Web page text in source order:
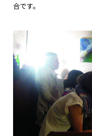
合です。